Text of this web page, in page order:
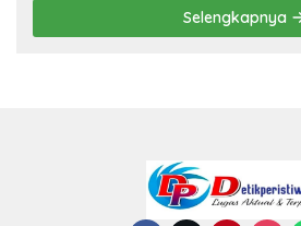
Selengkapnya